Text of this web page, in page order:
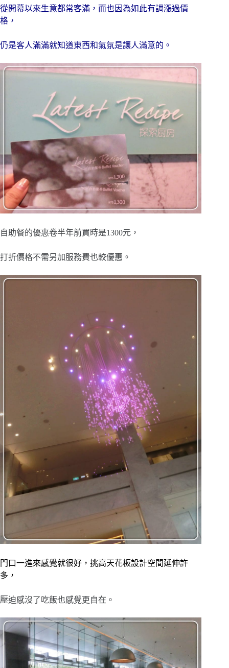
從開幕以來生意都常客滿，而也因為如此有調漲過價
格，
仍是客人滿滿就知道東西和氣氛是讓人滿意的。
自助餐的優惠卷半年前買時是1300元，
打折價格不需另加服務費也較優惠。
門口一進來感覺就很好，挑高天花板設計空間延伸許
多，
壓迫感沒了吃飯也感覺更自在。